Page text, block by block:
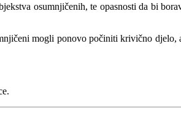
osumnjičenih, te opasnosti da bi
mogli ponovo počiniti krivično